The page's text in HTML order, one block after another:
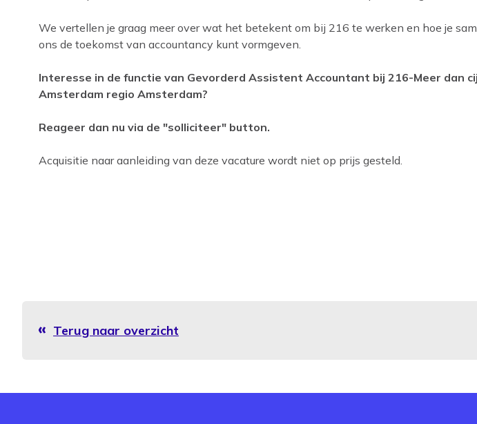
We vertellen je graag meer over wat het betekent om bij 216 te werken en hoe je
ons de toekomst van accountancy kunt vormgeven.
Interesse in de functie van Gevorderd Assistent Accountant bij 216-Meer dan
Amsterdam regio Amsterdam?
Reageer dan nu via de "solliciteer" button.
Acquisitie naar aanleiding van deze vacature wordt niet op prijs gesteld.
Terug naar overzicht